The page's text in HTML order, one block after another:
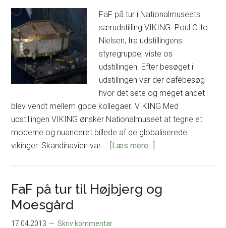
FaF på tur i Nationalmuseets
særudstilling VIKING. Poul Otto
Nielsen, fra udstillingens
styregruppe, viste os
udstillingen. Efter besøget i
udstillingen var der cafébesøg
hvor det sete og meget andet
blev vendt mellem gode kollegaer. VIKING Med
udstillingen VIKING ønsker Nationalmuseet at tegne et
moderne og nuanceret billede af de globaliserede
vikinger. Skandinavien var … [Læs mere...]
Nationalmuseets
særudstilling
FaF på tur til Højbjerg og
Moesgård
17.04.2013 Skriv kommentar